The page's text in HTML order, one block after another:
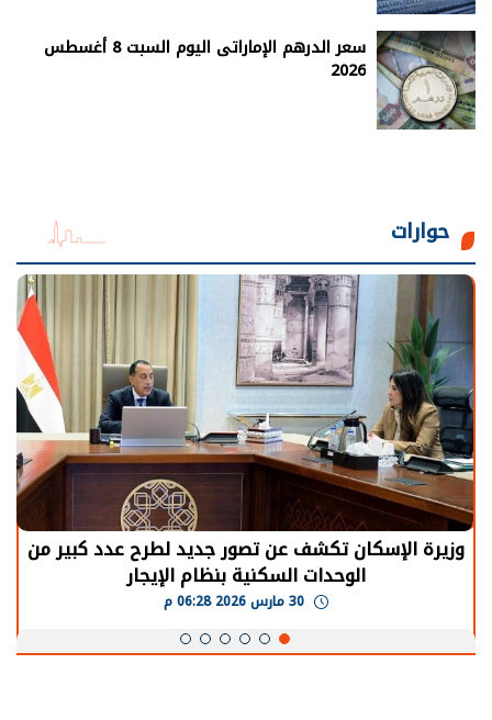
سعر الدرهم الإماراتى اليوم السبت 8 أغسطس
2026
حوارات
وزيرة الإسكان تكشف عن تصور جديد لطرح عدد كبير من
الوحدات السكنية بنظام الإيجار